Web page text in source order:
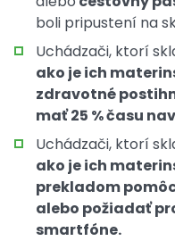
boli pripustení na
Uchádzači, ktorí
ako je ich
zdravotné
mať 25 % času
Uchádzači, ktorí
ako je ich
prekladom
alebo požiadať
smartfóne.